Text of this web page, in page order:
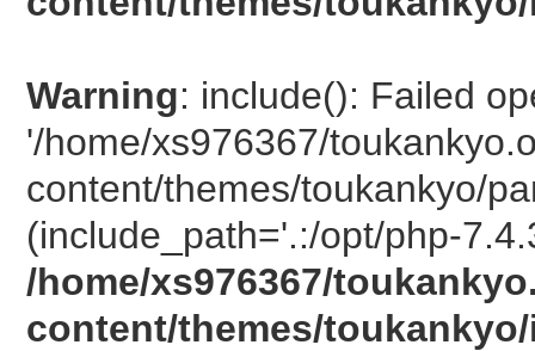
Warning: include(): Failed
'/home/xs976367/
content/themes/toukankyo/
(include_path='.:/opt/php-
/home/xs976367/
content/themes/